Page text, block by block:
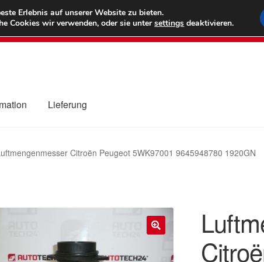
EUR
(800)
Lieferung
Citroën Peugeot 5WK97001 9645948780 1920GN
Erlebnis auf unserer Website zu bieten.
Cookies wir verwenden, oder sie untersettings deaktivieren.